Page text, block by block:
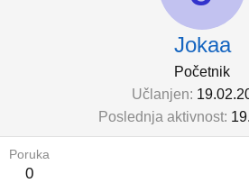
Jokaa
Početnik
Učlanjen
Poslednja aktivnost
Poruka
0